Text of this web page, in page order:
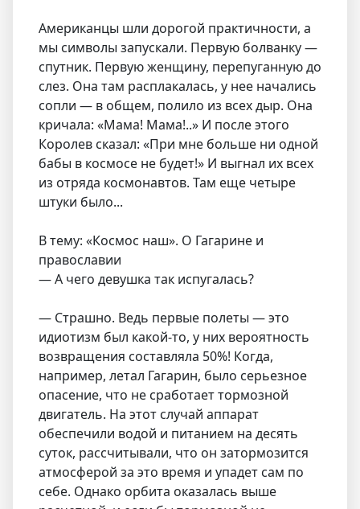
Американцы шли дорогой практичности, а
мы символы запускали. Первую болванку —
спутник. Первую женщину, перепуганную до
слез. Она там расплакалась, у нее начались
сопли — в общем, полило из всех дыр. Она
кричала: «Мама! Мама!..» И после этого
Королев сказал: «При мне больше ни одной
бабы в космосе не будет!» И выгнал их всех
из отряда космонавтов. Там еще четыре
штуки было...
В тему: «Космос наш». О Гагарине и
православии
— А чего девушка так испугалась?
— Страшно. Ведь первые полеты — это
идиотизм был какой-то, у них вероятность
возвращения составляла 50%! Когда,
например, летал Гагарин, было серьезное
опасение, что не сработает тормозной
двигатель. На этот случай аппарат
обеспечили водой и питанием на десять
суток, рассчитывали, что он затормозится
атмосферой за это время и упадет сам по
себе. Однако орбита оказалась выше